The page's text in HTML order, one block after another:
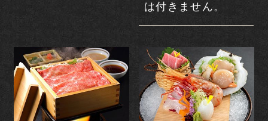
は付きません。
露天風呂室客室
貴賓室
温泉